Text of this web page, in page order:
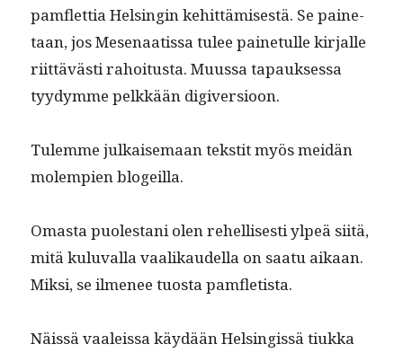
pam­flet­tia Helsin­gin kehit­tämis­es­tä. Se paine­
taan, jos Mese­naatis­sa tulee paine­tulle kir­jalle
riit­tävästi rahoi­tus­ta. Muus­sa tapauk­ses­sa
tyy­dymme pelkkään digiversioon.
Tulemme julkaise­maan tek­stit myös mei­dän
molem­pi­en blogeilla.
Omas­ta puolestani olen rehellis­es­ti ylpeä siitä,
mitä kulu­val­la vaa­likaudel­la on saatu aikaan.
Mik­si, se ilme­nee tuos­ta pamfletista.
Näis­sä vaaleis­sa käy­dään Helsingis­sä tiuk­ka